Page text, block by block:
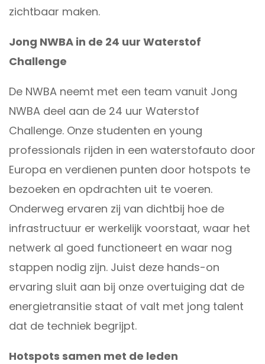
zichtbaar maken.
Jong NWBA in de 24 uur Waterstof
Challenge
De NWBA neemt met een team vanuit Jong
NWBA deel aan de 24 uur Waterstof
Challenge. Onze studenten en young
professionals rijden in een waterstofauto door
Europa en verdienen punten door hotspots te
bezoeken en opdrachten uit te voeren.
Onderweg ervaren zij van dichtbij hoe de
infrastructuur er werkelijk voorstaat, waar het
netwerk al goed functioneert en waar nog
stappen nodig zijn. Juist deze hands-on
ervaring sluit aan bij onze overtuiging dat de
energietransitie staat of valt met jong talent
dat de techniek begrijpt.
Hotspots samen met de leden